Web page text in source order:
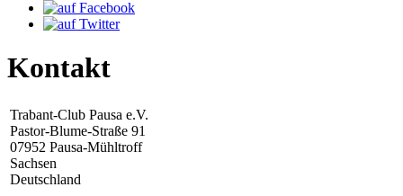
Kontakt
Trabant-Club Pausa e.V.
Pastor-Blume-Straße 91
07952 Pausa-Mühltroff
Sachsen
Deutschland